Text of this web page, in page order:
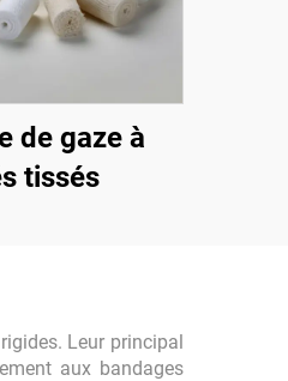
de gaze à
tissés
Leur principal
aux bandages